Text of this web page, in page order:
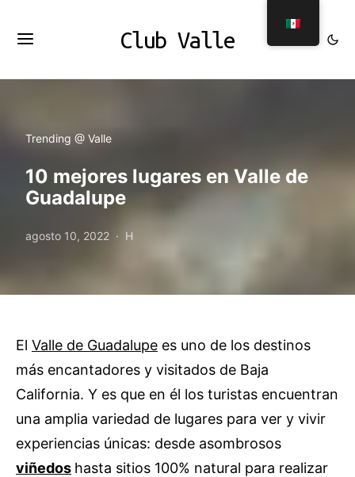
Club Valle
Trending @ Valle
10 mejores lugares en Valle de
Guadalupe
agosto 10, 2022 H
El Valle de Guadalupe es uno de los destinos
más encantadores y visitados de Baja
California. Y es que en él los turistas encuentran
una amplia variedad de lugares para ver y vivir
experiencias únicas: desde asombrosos
viñedos hasta sitios 100% natural para realizar